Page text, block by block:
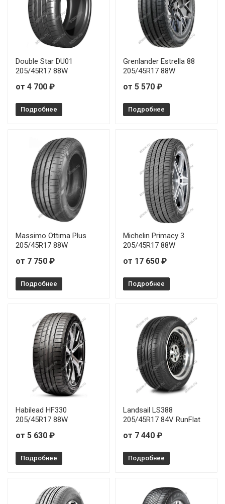
Double Star DU01
205/45R17 88W
от 4 700 ₽
Подробнее
Grenlander Estrella 88
205/45R17 88W
от 5 570 ₽
Подробнее
Massimo Ottima Plus
205/45R17 88W
от 7 750 ₽
Подробнее
Michelin Primacy 3
205/45R17 88W
от 17 650 ₽
Подробнее
Habilead HF330
205/45R17 88W
от 5 630 ₽
Подробнее
Landsail LS388
205/45R17 84V RunFlat
от 7 440 ₽
Подробнее